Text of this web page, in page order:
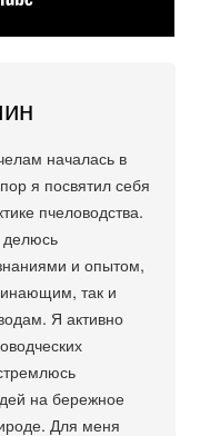
началась в
я посвятил себя
пчеловодства.
делюсь
и опытом,
так и
Я активно
на бережное
Для меня